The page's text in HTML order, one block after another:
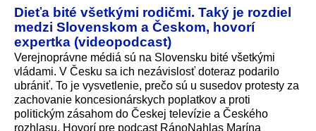
Dieťa bité všetkými rodičmi. Taký je rozdiel
medzi Slovenskom a Českom, hovorí
expertka (videopodcast)
Verejnoprávne médiá sú na Slovensku bité všetkými
vládami. V Česku sa ich nezávislosť doteraz podarilo
ubrániť. To je vysvetlenie, prečo sú u susedov protesty za
zachovanie koncesionárskych poplatkov a proti
politickým zásahom do Českej televízie a Českého
rozhlasu. Hovorí pre podcast RánoNahlas Marína